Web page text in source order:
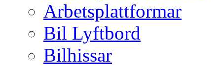
Arbetsplattformar
Bil Lyftbord
Bilhissar